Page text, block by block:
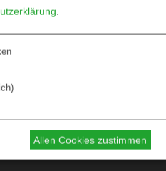
.
Allen Cookies zustimmen